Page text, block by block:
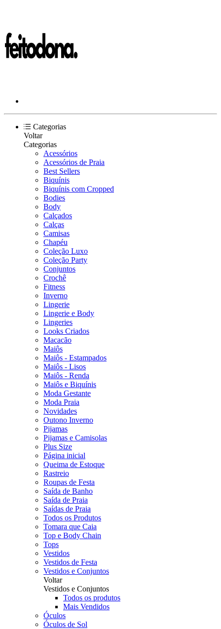
Categorias
Voltar
Categorias
Acessórios
Acessórios de Praia
Best Sellers
Biquínis
Biquínis com Cropped
Bodies
Body
Calçados
Calças
Camisas
Chapéu
Coleção Luxo
Coleção Party
Conjuntos
Crochê
Fitness
Inverno
Lingerie
Lingerie e Body
Lingeries
Looks Criados
Macacão
Maiôs
Maiôs - Estampados
Maiôs - Lisos
Maiôs - Renda
Maiôs e Biquínis
Moda Gestante
Moda Praia
Novidades
Outono Inverno
Pijamas
Pijamas e Camisolas
Plus Size
Página inicial
Queima de Estoque
Rastreio
Roupas de Festa
Saída de Banho
Saída de Praia
Saídas de Praia
Todos os Produtos
Tomara que Caia
Top e Body Chain
Tops
Vestidos
Vestidos de Festa
Vestidos e Conjuntos
Voltar
Vestidos e Conjuntos
Todos os produtos
Mais Vendidos
Óculos
Óculos de Sol